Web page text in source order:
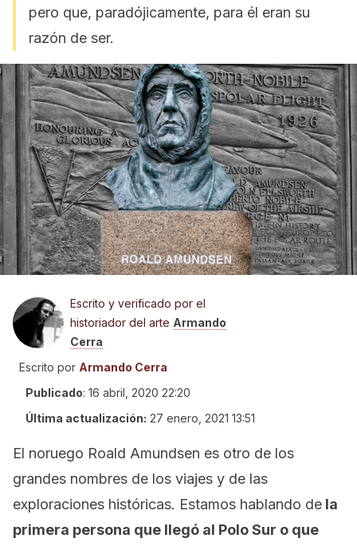
pero que, paradójicamente, para él eran su
razón de ser.
Escrito y verificado por el
historiador del arte Armando
Cerra
Escrito por Armando Cerra
Publicado: 16 abril, 2020 22:20
Última actualización: 27 enero, 2021 13:51
El noruego Roald Amundsen es otro de los
grandes nombres de los viajes y de las
exploraciones históricas. Estamos hablando de la
primera persona que llegó al Polo Sur o que